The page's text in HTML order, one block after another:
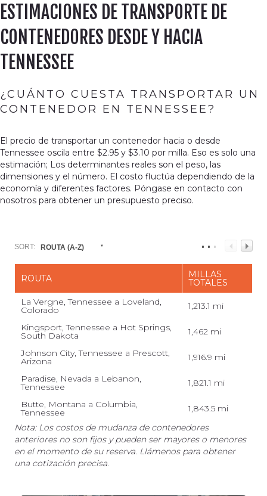
ESTIMACIONES DE TRANSPORTE DE
CONTENEDORES DESDE Y HACIA
TENNESSEE
¿CUÁNTO CUESTA TRANSPORTAR UN
CONTENEDOR EN TENNESSEE?
El precio de transportar un contenedor hacia o desde
Tennessee oscila entre $2.95 y $3.10 por milla. Eso es solo una
estimación; Los determinantes reales son el peso, las
dimensiones y el número. El costo fluctúa dependiendo de la
economía y diferentes factores. Póngase en contacto con
nosotros para obtener un presupuesto preciso.
SORT: ROUTA (A-Z)
ROUTA MILLAS
TOTALES
La Vergne, Tennessee a Loveland,
Colorado
1,213.1 mi
Kingsport, Tennessee a Hot Springs,
South Dakota
1,462 mi
Johnson City, Tennessee a Prescott,
Arizona
1,916.9 mi
Paradise, Nevada a Lebanon,
Tennessee
1,821.1 mi
Butte, Montana a Columbia,
Tennessee
1,843.5 mi
Nota: Los costos de mudanza de contenedores
anteriores no son fijos y pueden ser mayores o menores
en el momento de su reserva. Llámenos para obtener
una cotización precisa.